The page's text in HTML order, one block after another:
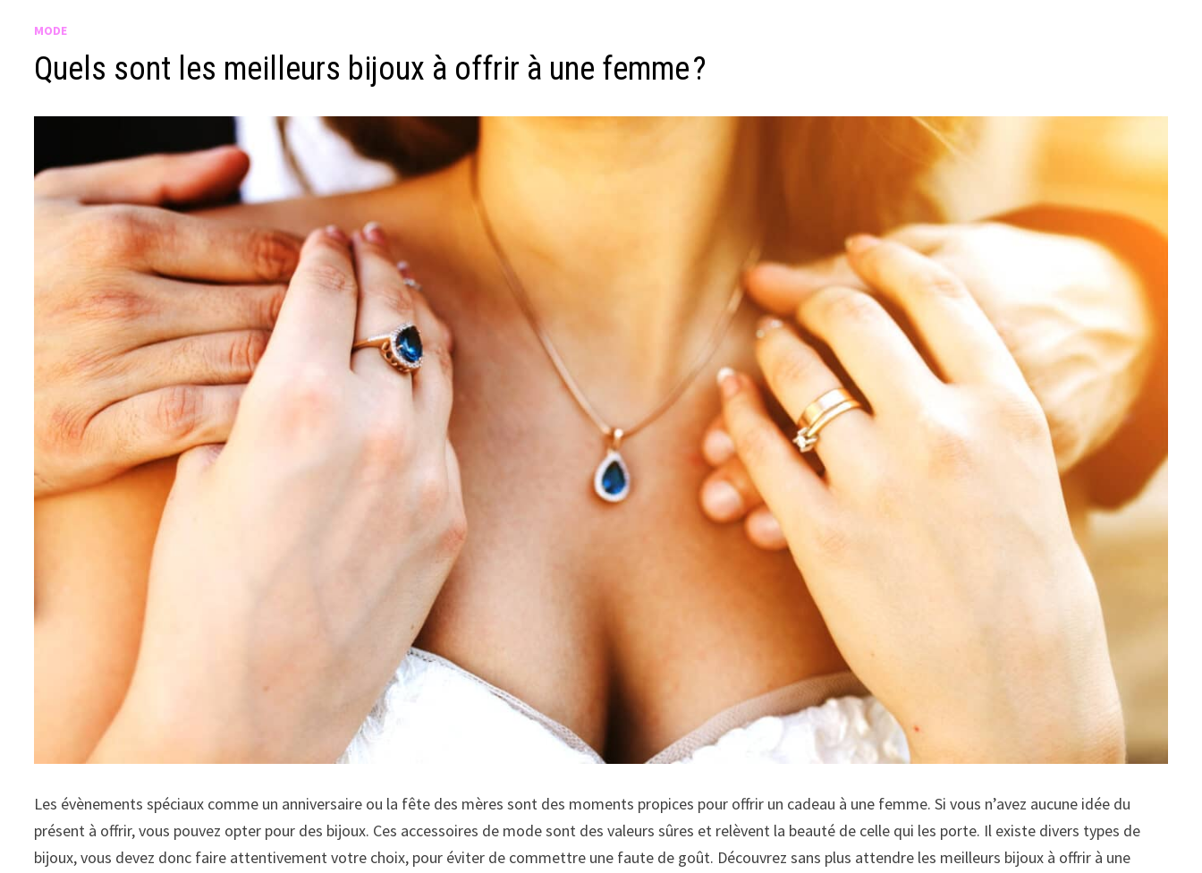
MODE
Quels sont les meilleurs bijoux à offrir à une femme ?
Les évènements spéciaux comme un anniversaire ou la fête des mères sont des moments propices pour offrir un cadeau à une femme. Si vous n’avez aucune idée du
présent à offrir, vous pouvez opter pour des bijoux. Ces accessoires de mode sont des valeurs sûres et relèvent la beauté de celle qui les porte. Il existe divers types de
bijoux, vous devez donc faire attentivement votre choix, pour éviter de commettre une faute de goût. Découvrez sans plus attendre les meilleurs bijoux à offrir à une